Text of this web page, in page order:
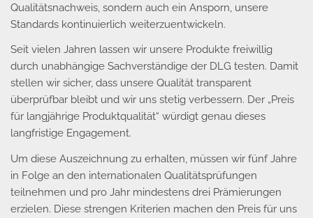
Qualitätsnachweis, sondern auch ein Ansporn, unsere
Standards kontinuierlich weiterzuentwickeln.
Seit vielen Jahren lassen wir unsere Produkte freiwillig
durch unabhängige Sachverständige der DLG testen. Damit
stellen wir sicher, dass unsere Qualität transparent
überprüfbar bleibt und wir uns stetig verbessern. Der „Preis
für langjährige Produktqualität“ würdigt genau dieses
langfristige Engagement.
Um diese Auszeichnung zu erhalten, müssen wir fünf Jahre
in Folge an den internationalen Qualitätsprüfungen
teilnehmen und pro Jahr mindestens drei Prämierungen
erzielen. Diese strengen Kriterien machen den Preis für uns